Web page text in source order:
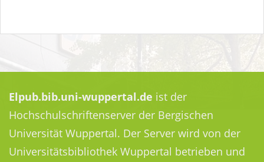
Elpub.bib.uni-wuppertal.de ist der
Hochschulschriftenserver der Bergischen
Universität Wuppertal. Der Server wird von der
Universitätsbibliothek Wuppertal betrieben und